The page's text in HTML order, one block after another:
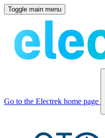
Toggle main menu
Go to the Electrek home page